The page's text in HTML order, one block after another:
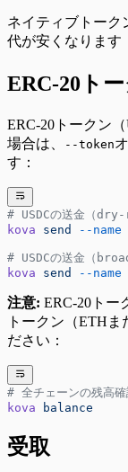
ネイティブトーク
代が安くなります
ERC-20ト
ERC-20トークン
場合は、
--token
す：
# USDCの送金（dry-
kova send --name
# USDCの送金（
kova send --name
注意: ERC-20トー
トークン（ETH
ださい：
# 全チェーンの残高
kova balance
受取